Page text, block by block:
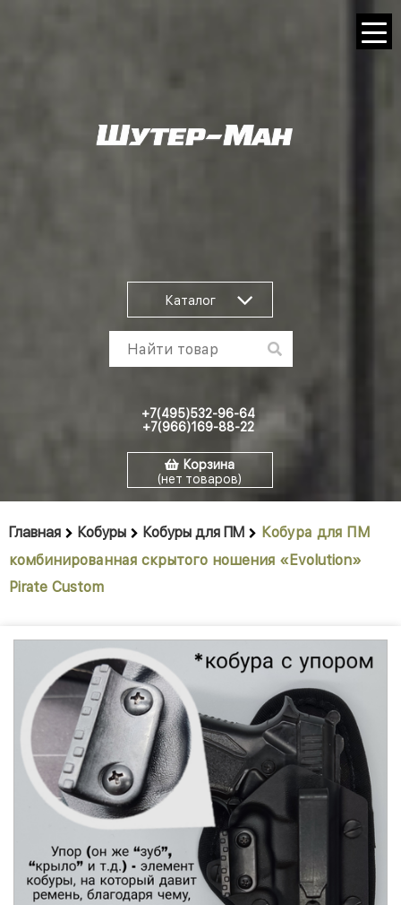
Каталог
+7(495)532-96-64
+7(966)169-88-22
Корзина
(нет товаров)
Главная Кобуры Кобуры для ПМ
Кобура для ПМ
комбинированная скрытого ношения «Evolution»
Pirate Custom